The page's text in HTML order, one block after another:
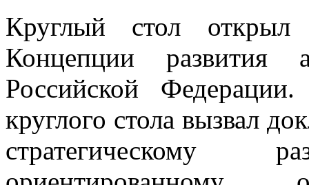
Круглый стол открыл
Концепции развития
Российской
круглого стола вызвал